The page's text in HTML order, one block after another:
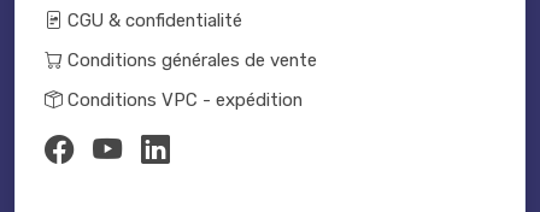
CGU & confidentialité
Conditions générales de vente
Conditions VPC - expédition